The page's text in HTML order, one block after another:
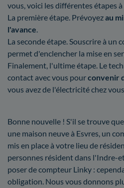
vous, voici les différentes étapes
La première étape. Prévoyezau
l'avance.
La seconde étape. Souscrire à un
permet d'enclencher la mise en
Finalement, l'ultime étape. Le
contact avec vous pourconvenir
vous avez de l'électricité chez
Bonne nouvelle ! S'il se trouve
une maison neuve à Esvres, un
mis en place à votre lieu de
personnes résident dans l'Indre-
poser de compteur Linky :
obligation. Nous vous donnons